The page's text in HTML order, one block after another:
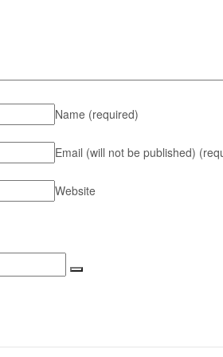
Name (required)
Email (will not be published)
Website